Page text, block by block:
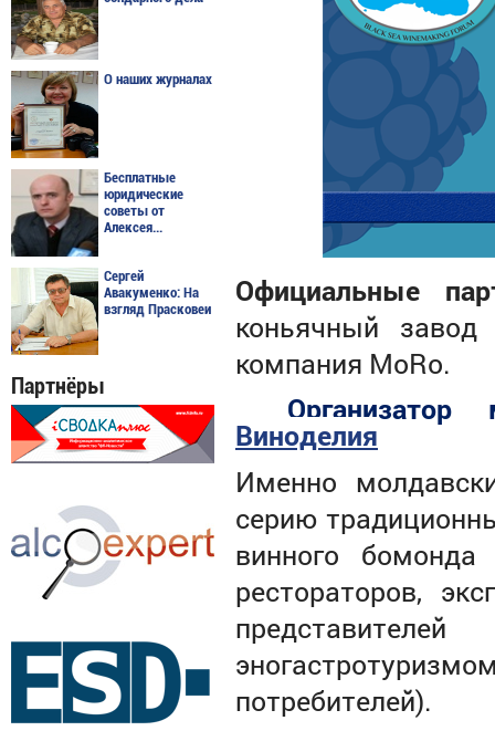
О наших журналах
Бесплатные
юридические
советы от
Алексея...
Сергей
Авакуменко: На
взгляд Прасковеи
Партнёры
Официальные
коньячный завод
компания MоRо.
Виноделия
Именно
серию
винного
рестораторов,
потребителей).